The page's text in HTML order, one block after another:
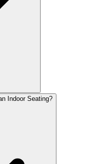
Indoor Seating?